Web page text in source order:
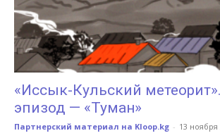
«Иссык-Кульский
эпизод — «Туман»
Партнерский материал на Kloop.kg - 13 ноября